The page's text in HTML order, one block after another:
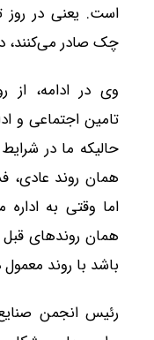
چک صادر می‌کنند،
وی ‌در ادامه، از
تامین اجتماعی و
حالیکه ما در شرایط
همان روند عادی،
اما وقتی به اداره
همان روندهای قبل
باشد با روند
رئیس انجمن